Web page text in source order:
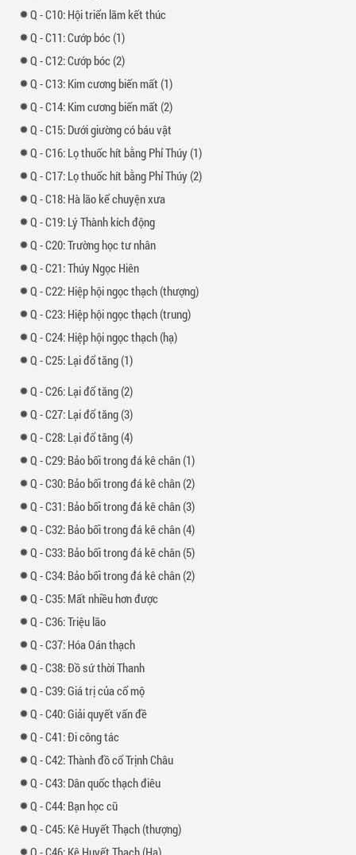
- 10: Hội triển lãm kết thúc
- 11: Cướp bóc (1)
- 12: Cướp bóc (2)
- 13: Kim cương biến mất (1)
- 14: Kim cương biến mất (2)
- 15: Dưới giường có báu vật
- 16: Lọ thuốc hít bằng Phỉ Thúy (1)
- 17: Lọ thuốc hít bằng Phỉ Thúy (2)
- 18: Hà lão kể chuyện xưa
- 19: Lý Thành kích động
- 20: Trường học tư nhân
- 21: Thúy Ngọc Hiên
- 22: Hiệp hội ngọc thạch (thượng)
- 23: Hiệp hội ngọc thạch (trung)
- 24: Hiệp hội ngọc thạch (hạ)
- 25: Lại đổ tăng (1)
- 26: Lại đổ tăng (2)
- 27: Lại đổ tăng (3)
- 28: Lại đổ tăng (4)
- 29: Bảo bối trong đá kê chân (1)
- 30: Bảo bối trong đá kê chân (2)
- 31: Bảo bối trong đá kê chân (3)
- 32: Bảo bối trong đá kê chân (4)
- 33: Bảo bối trong đá kê chân (5)
- 34: Bảo bối trong đá kê chân (2)
- 35: Mất nhiều hơn được
- 36: Triệu lão
- 37: Hóa Oán thạch
- 38: Đồ sứ thời Thanh
- 39: Giá trị của cổ mộ
- 40: Giải quyết vấn đề
- 41: Đi công tác
- 42: Thành đồ cổ Trịnh Châu
- 43: Dân quốc thạch điêu
- 44: Bạn học cũ
- 45: Kê Huyết Thạch (thượng)
- 46: Kê Huyết Thạch (Hạ)